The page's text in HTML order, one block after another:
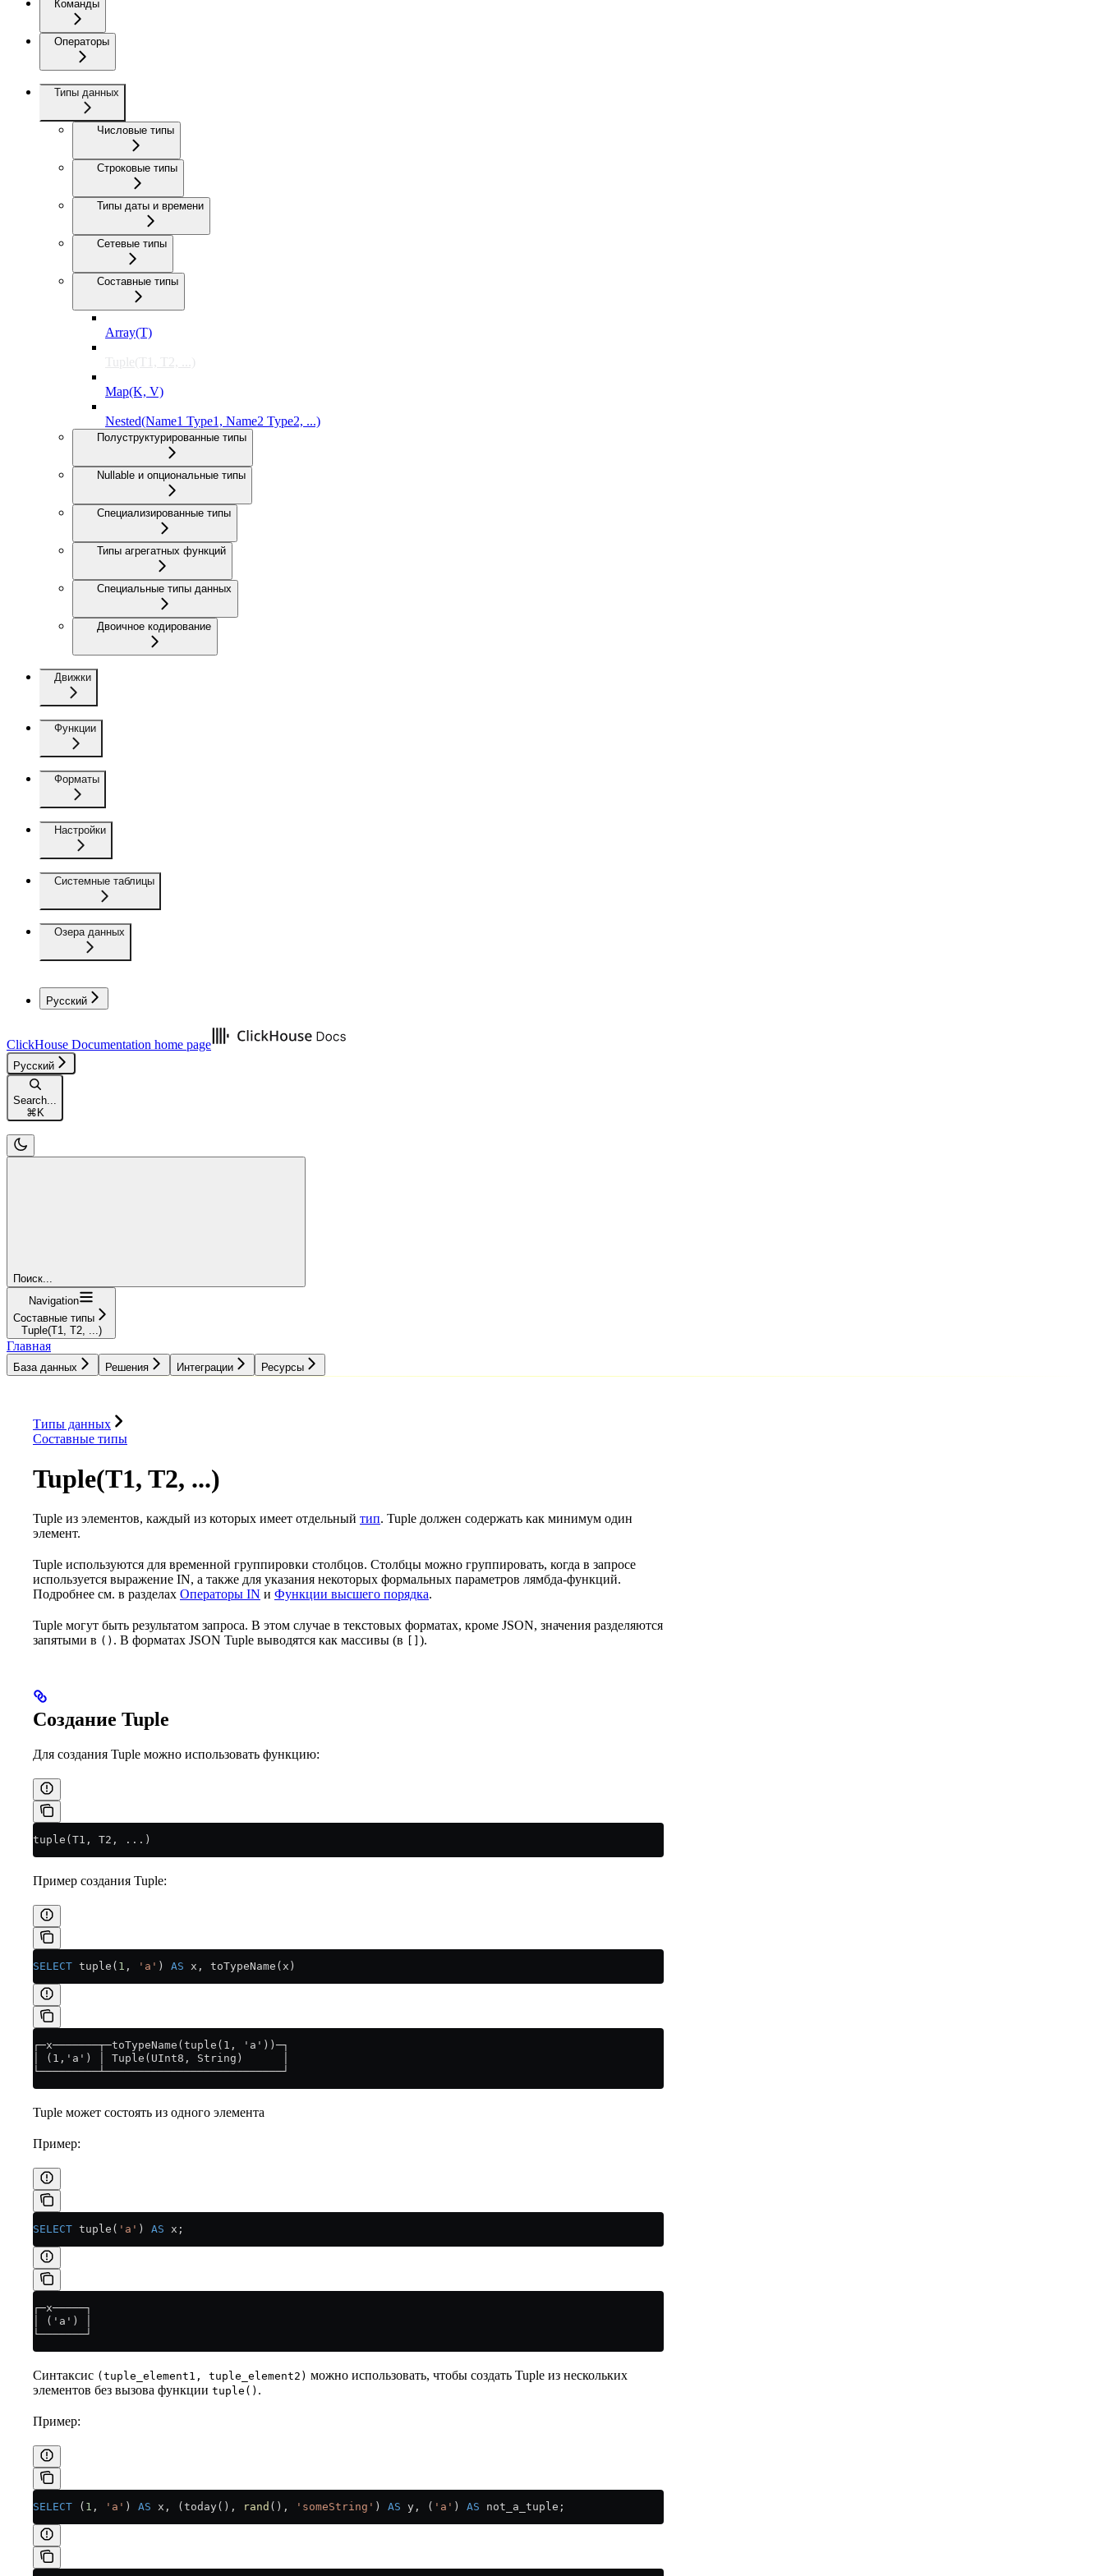
Команды
Операторы
Типы данных
Числовые типы
Строковые типы
Типы даты и времени
Сетевые типы
Составные типы
Array(T)
Tuple(T1, T2, ...)
Map(K, V)
Nested(Name1 Type1, Name2 Type2, ...)
Полуструктурированные типы
Nullable и опциональные типы
Специализированные типы
Типы агрегатных функций
Специальные типы данных
Двоичное кодирование
Движки
Функции
Форматы
Настройки
Системные таблицы
Озера данных
Русский
ClickHouse Documentation home page
Русский
Search...
⌘K
Поиск...
Navigation
Составные типы
Tuple(T1, T2, ...)
Главная
База данных Решения Интеграции Ресурсы
Типы данных
Составные типы
Tuple(T1, T2, ...)
Tuple из элементов, каждый из которых имеет отдельный тип. Tuple должен содержать как минимум один
элемент.
Tuple используются для временной группировки столбцов. Столбцы можно группировать, когда в запросе
используется выражение IN, а также для указания некоторых формальных параметров лямбда-функций.
Подробнее см. в разделах Операторы IN и Функции высшего порядка.
Tuple могут быть результатом запроса. В этом случае в текстовых форматах, кроме JSON, значения разделяются
запятыми в () . В форматах JSON Tuple выводятся как массивы (в ).
Создание Tuple
Для создания Tuple можно использовать функцию:
tuple(T1, T2, ...)
Пример создания Tuple:
SELECT tuple( 1 , 'a' ) AS x, toTypeName(x)
┌─x───────┬─toTypeName(tuple(1, 'a'))─┐
│ (1,'a') │ Tuple(UInt8, String)      │
└─────────┴───────────────────────────┘
Tuple может состоять из одного элемента
Пример:
SELECT tuple( 'a' ) AS x;
┌─x─────┐
│ ('a') │
└───────┘
Синтаксис (tuple_element1, tuple_element2) можно использовать, чтобы создать Tuple из нескольких
элементов без вызова функции tuple() .
Пример:
SELECT ( 1 , 'a' ) AS x, (today(), rand (), 'someString' ) AS y, ( 'a' ) AS not_a_tuple;